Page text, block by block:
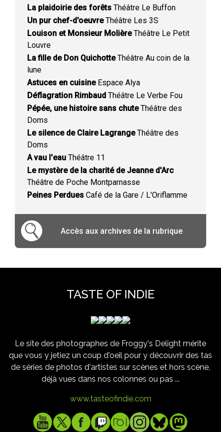
La plaidoirie des forêts Théâtre Le Buffon
Un pur chef-d'oeuvreThéâtre Les 3S
Louison et Monsieur MolièreThéâtre Le Petit
Louvre
La fille de Don QuichotteThéâtre Au coin de la
lune
Astuces en cuisineEspace Alya
Déflagration Rimbaud Théâtre Le Verbe Fou
Pépée, une histoire sans chuteThéâtre des
Doms
Le silence de Claire LagrangeThéâtre des
Doms
A vau l'eau Théâtre 11
Le mystère de la charité de Jeanne d'Arc
Théâtre de Poche Montparnasse
Peines Perdues Café de la Gare / L'Oriflamme
Accès aux archives de la rubrique
TASTE OF INDIE
Le site des photographes de Froggy's Delight mérite
que vous y jetiez un coup d'oeil pour y découvrir des tas
de séries de photos d'artistes sur scènes et hors scène,
déjà vues dans nos colonnes ou pas ...
www.tasteofindie.com